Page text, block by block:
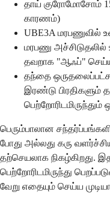
தாய் குரோமோசோம்
காரணம்)
UBE3A மரபணுவில்
மரபணு
தவறாக "ஆஃப்"
தந்தை
இரண்டு பிரதிகளும்
பெரும்பாலான
போது அல்லது கரு
தற்செயலாக நிகழ்கிறது.
பெற்றோரிடமிருந்து
வேறு எதையும் செய்ய